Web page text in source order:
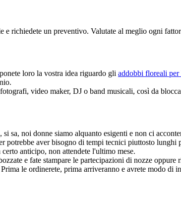
e richiedete un preventivo. Valutate al meglio ogni
loro la vostra idea riguardo gli addobbi floreali per
video maker, DJ o band musicali, così da
si sa, noi donne siamo alquanto esigenti e non ci
potrebbe aver bisogno di tempi tecnici piuttosto
anticipo, non attendete l'ultimo mese.
e fate stampare le partecipazioni di nozze
le ordinerete, prima arriveranno e avrete modo di